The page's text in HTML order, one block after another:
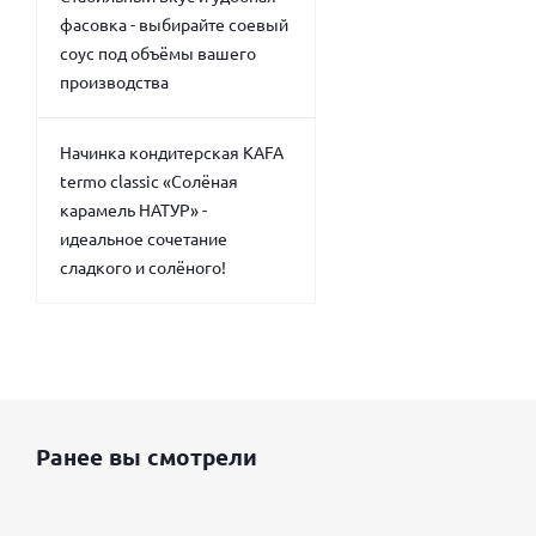
фасовка - выбирайте соевый
соус под объёмы вашего
производства
Начинка кондитерская KAFA
termo classic «Солёная
карамель НАТУР» -
идеальное сочетание
сладкого и солёного!
Ранее вы смотрели